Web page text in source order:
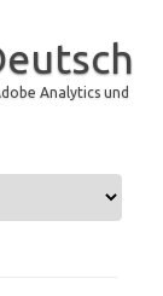
Analytics und